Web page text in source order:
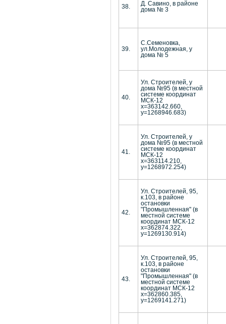
38.
Д. Савино, в районе
дома № 3
39.
С.Семеновка,
ул.Молодежная, у
дома № 5
40.
Ул. Строителей, у
дома №95 (в местной
системе координат
МСК-12
х=363142.660,
у=1268946.683)
41.
Ул. Строителей, у
дома №95 (в местной
системе координат
МСК-12
х=363114.210,
у=1268972.254)
42.
Ул. Строителей, 95,
к.103, в районе
остановки
"Промышленная" (в
местной системе
координат МСК-12
х=362874.322,
у=1269130.914)
43.
Ул. Строителей, 95,
к.103, в районе
остановки
"Промышленная" (в
местной системе
координат МСК-12
х=362860.385,
у=1269141.271)